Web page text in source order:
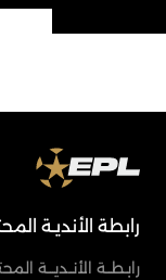
رابطة الأنديـة
رابـطــة الأنــديـــة